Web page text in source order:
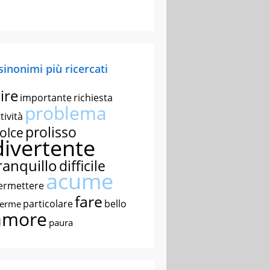
più ricercati
importanterichiesta
problema
prolisso
difficile
acume
particolarefare bello
paura